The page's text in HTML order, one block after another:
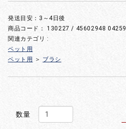
発送目安：3～4日後
商品コード：130227 / 45602948 04259
関連カテゴリ :
ペット用
ペット用
＞ ブラシ
数量